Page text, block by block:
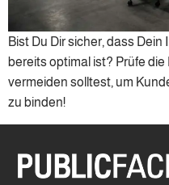
Bist Du Dir sicher, dass
bereits optimal ist? Prüfe
vermeiden solltest, um
zu binden!